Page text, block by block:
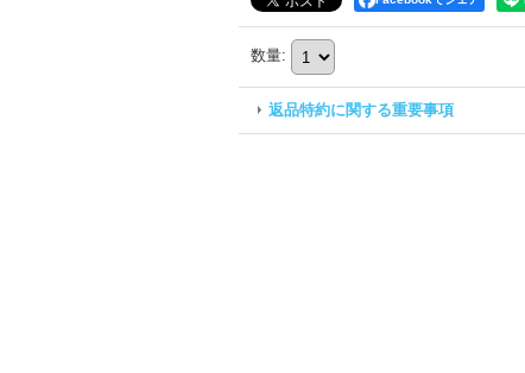
数量:
返品特約に関する重要事項